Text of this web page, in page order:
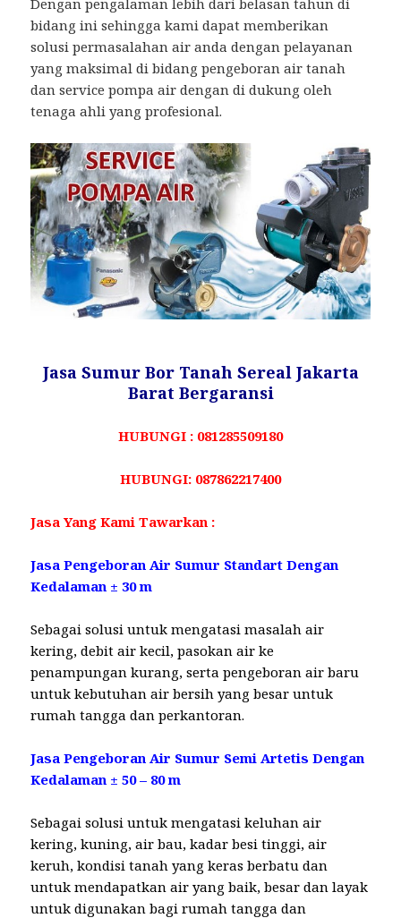
bidang ini sehingga kami dapat memberikan
solusi permasalahan air anda dengan pelayanan
yang maksimal di bidang pengeboran air tanah
dan service pompa air dengan di dukung oleh
tenaga ahli yang profesional.
Jasa Sumur Bor Tanah Sereal Jakarta
Barat Bergaransi
HUBUNGI : 081285509180
HUBUNGI: 087862217400
Jasa Yang Kami Tawarkan :
Jasa Pengeboran Air Sumur Standart Dengan
Kedalaman ± 30 m
Sebagai solusi untuk mengatasi masalah air
kering, debit air kecil, pasokan air ke
penampungan kurang, serta pengeboran air baru
untuk kebutuhan air bersih yang besar untuk
rumah tangga dan perkantoran.
Jasa Pengeboran Air Sumur Semi Artetis Dengan
Kedalaman ± 50 – 80 m
Sebagai solusi untuk mengatasi keluhan air
kering, kuning, air bau, kadar besi tinggi, air
keruh, kondisi tanah yang keras berbatu dan
untuk mendapatkan air yang baik, besar dan layak
untuk digunakan bagi rumah tangga dan